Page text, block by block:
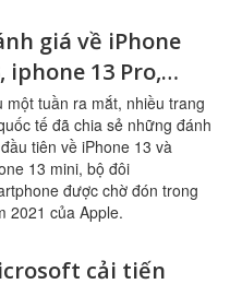
giá về iPhone
iphone 13 Pro,
13 Pro Max,
mini với
cải tiến đáng
cấp vừa được
ra mắt
một tuần ra mắt, nhiều trang
tế đã chia sẻ những đánh
tiên về iPhone 13 và
13 mini, bộ đôi
được chờ đón trong
2021 của Apple.
cải tiến